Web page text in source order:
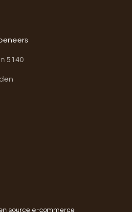
5140
source e-commerce